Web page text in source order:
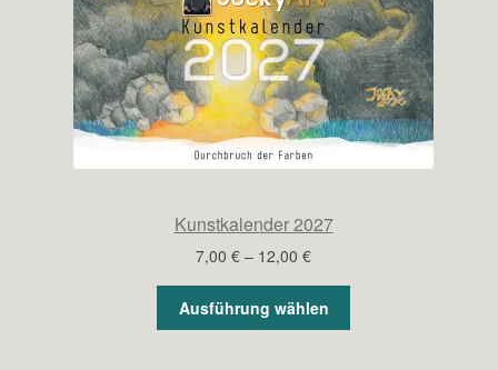
Kunstkalender 2027
7,00 € – 12,00 €Preisspanne:
bis
12,00 €
Ausführung wählen